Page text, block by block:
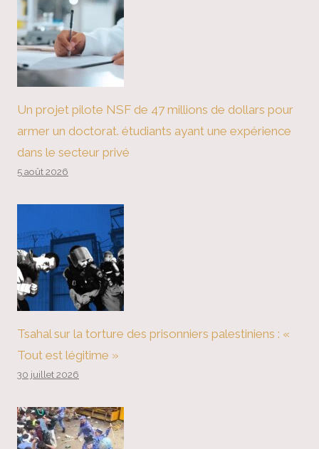
Un projet pilote NSF de 47 millions de dollars pour
armer un doctorat. étudiants ayant une expérience
dans le secteur privé
5 août 2026
Tsahal sur la torture des prisonniers palestiniens : «
Tout est légitime »
30 juillet 2026